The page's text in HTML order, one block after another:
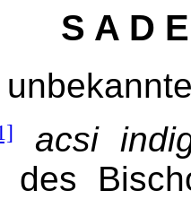
S A D
acsi
des